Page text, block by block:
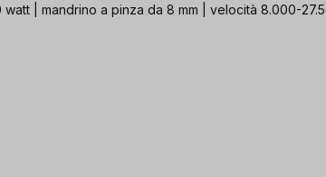
| mandrino a pinza da 8 mm | velocità 8.000-